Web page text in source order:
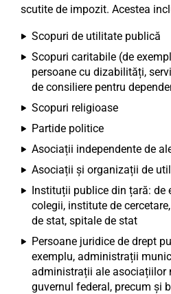
scutite de impozit. Acestea
Scopuri de utilitate publică
Scopuri caritabile (de
persoane cu dizabilități,
de consiliere pentru
Scopuri religioase
Partide politice
Asociații independente de
Asociații și organizații de
Instituții publice din țară: de
colegii, institute de
de stat, spitale de stat
Persoane juridice de drept
exemplu, administrații
administrații ale asociațiilor
guvernul federal, precum și